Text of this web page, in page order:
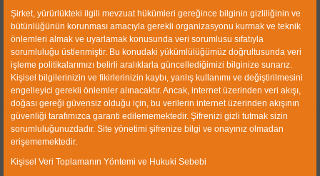
İncele İndir
About us
Şirket, yürürlükteki ilgili mevzuat hükümleri gereğince bilginin gizliliğinin ve
bütünlüğünün korunması amacıyla gerekli organizasyonu kurmak ve teknik
önlemleri almak ve uyarlamak konusunda veri sorumlusu sıfatıyla
sorumluluğu üstlenmiştir. Bu konudaki yükümlülüğümüz doğrultusunda veri
işleme politikalarımızı belirli aralıklarla güncellediğimizi bilginize sunarız.
Kişisel bilgilerinizin ve fikirlerinizin kaybı, yanlış kullanımı ve değiştirilmesini
engelleyici gerekli önlemler alınacaktır. Ancak, internet üzerinden veri akışı,
doğası gereği güvensiz olduğu için, bu verilerin internet üzerinden akışının
güvenliği tarafımızca garanti edilememektedir. Şifrenizi gizli tutmak sizin
sorumluluğunuzdadır. Site yönetimi şifrenize bilgi ve onayınız olmadan
erişememektedir.
Kişisel Veri Toplamanın Yöntemi ve Hukuki Sebebi